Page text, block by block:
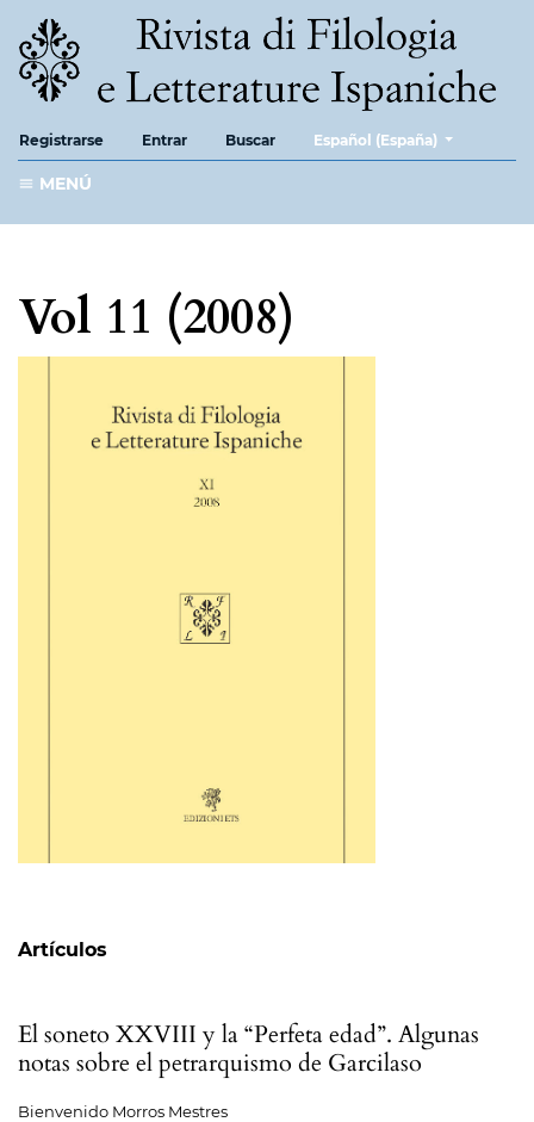
Registrarse Entrar Buscar Español (España)
MENÚ
Vol 11 (2008)
Artículos
El soneto XXVIII y la “Perfeta edad”. Algunas
notas sobre el petrarquismo de Garcilaso
Bienvenido Morros Mestres